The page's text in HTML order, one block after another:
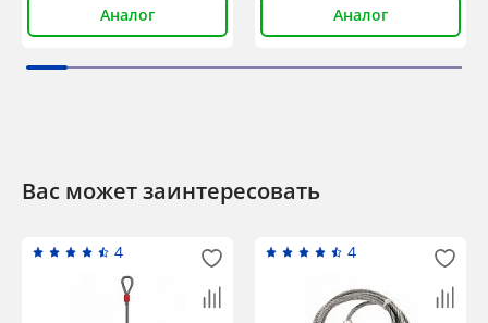
Аналог Аналог
Вас может заинтересовать
4 4